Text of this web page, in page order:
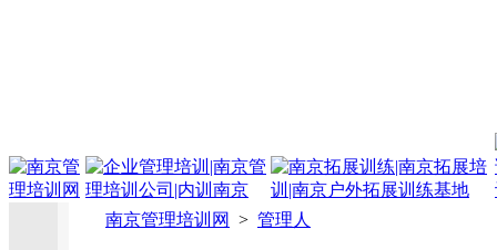
南京管理培训网 > 管理人